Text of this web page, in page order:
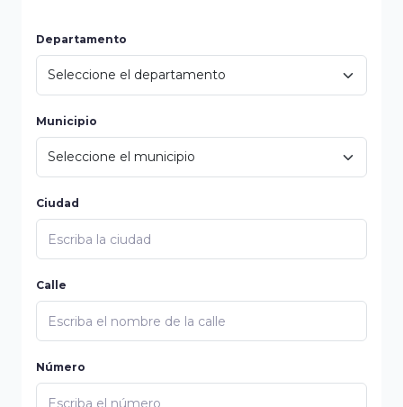
Departamento
Municipio
Ciudad
Calle
Número